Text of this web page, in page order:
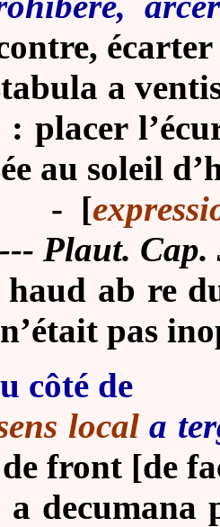
écarter
a
: placer
au soleil
[
--- Plaut.
haud ab re
pas
côté de
local a
front [de
a decumana